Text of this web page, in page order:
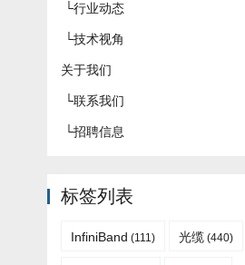
└行业动态
└技术视角
关于我们
└联系我们
└招聘信息
标签列表
InfiniBand (111) 光缆 (440)